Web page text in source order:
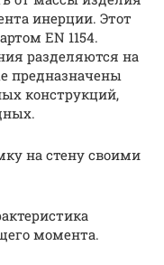
инерции. Этот
EN 1154.
разделяются на
предназначены
конструкций,
на стену своими
момента.